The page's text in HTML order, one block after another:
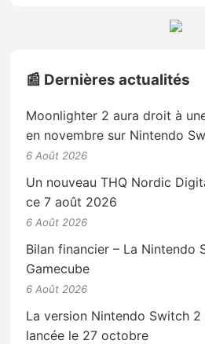
📰 Dernières actualités
Moonlighter 2 aura droit à
en novembre sur Nintendo
6 Août 2026
Un nouveau THQ Nordic
ce 7 août 2026
6 Août 2026
Bilan financier – La Nintendo
Gamecube
6 Août 2026
La version Nintendo Switch
lancée le 27 octobre